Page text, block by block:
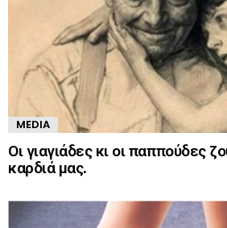
MEDIA
Οι γιαγιάδες κι οι παππούδες
καρδιά μας.